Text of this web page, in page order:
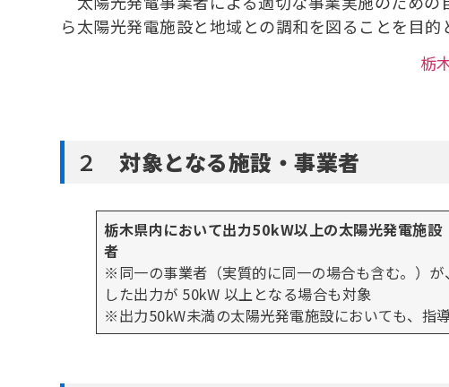
ら太陽光発電施設と地域との調和を図ることを目的
栃
２ 対象となる施設・事業者
栃木県内において出力50kW以上の太陽光発電施
者
※同一の事業者（実質的に同一の場合も含む。）
した出力が 50kW 以上となる場合も対象
※出力50kW未満の太陽光発電施設においても、指